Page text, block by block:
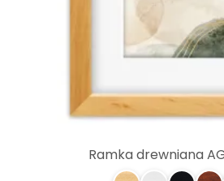
Ramka drewniana